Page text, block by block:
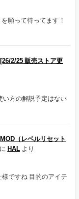
願って待ってます！
2/25 販売ストア更
い方の解説予定はない
（レベルリセット
に HAL より
様ですね 目的のアイテ